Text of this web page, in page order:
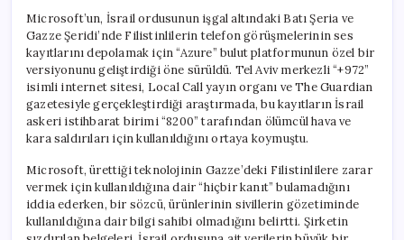
Microsoft’un, İsrail ordusunun işgal altındaki Batı Şeria ve
Gazze Şeridi’nde Filistinlilerin telefon görüşmelerinin ses
kayıtlarını depolamak için “Azure” bulut platformunun özel bir
versiyonunu geliştirdiği öne sürüldü. Tel Aviv merkezli “+972”
isimli internet sitesi, Local Call yayın organı ve The Guardian
gazetesiyle gerçekleştirdiği araştırmada, bu kayıtların İsrail
askeri istihbarat birimi “8200” tarafından ölümcül hava ve
kara saldırıları için kullanıldığını ortaya koymuştu.
Microsoft, ürettiği teknolojinin Gazze’deki Filistinlilere zarar
vermek için kullanıldığına dair “hiçbir kanıt” bulamadığını
iddia ederken, bir sözcü, ürünlerinin sivillerin gözetiminde
kullanıldığına dair bilgi sahibi olmadığını belirtti. Şirketin